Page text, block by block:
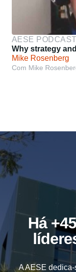
AESE PODCAST
Why strategy
Mike Rosenberg
Com Mike
Há
A AESE